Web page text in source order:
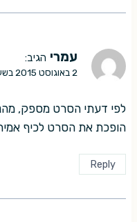
עמרי הגיב:
2 באוגוסט 2015 בשעה 11:41
לפי דעתי הסרט מספק,
הופכת את הסרט לכיף
Reply